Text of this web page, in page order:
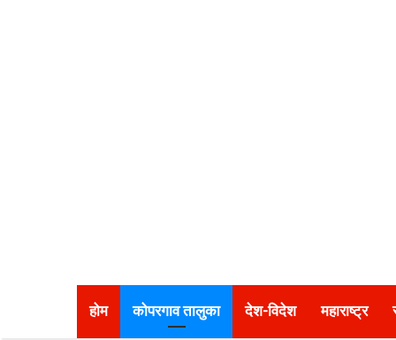
होम कोपरगाव तालुका देश-विदेश महाराष्ट्र